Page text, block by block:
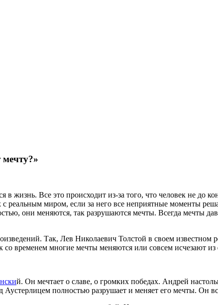
мечту?»
жизнь. Все это происходит из-за того, что человек не до
реальным миром, если за него все неприятные моменты
они меняются, так разрушаются мечты. Всегда мечты
Так, Лев Николаевич Толстой в своем
временем многие мечты меняются или совсем исчезают из
й. Он мечтает о славе, о громких победах. Андрей
полностью разрушает и меняет его мечты. Он